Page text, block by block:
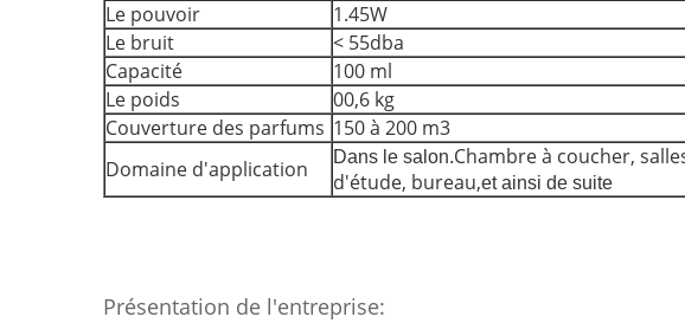
Le pouvoir
1.45W
Le bruit
< 55dba
Capacité
100 ml
Le poids
00,6 kg
Couverture des parfums 150 à 200 m3
Domaine d'application
Dans le salon.Chambre à coucher,
d'étude, bureau,et ainsi de suite
Présentation de l'entreprise: